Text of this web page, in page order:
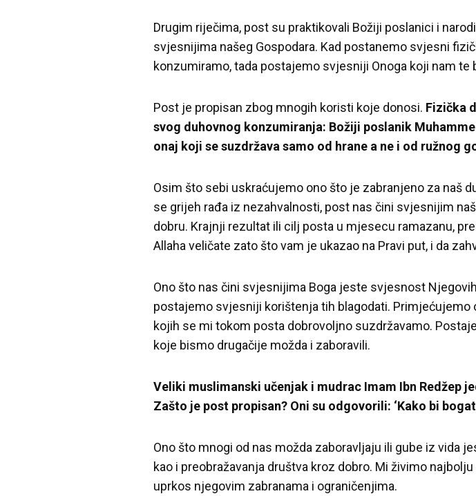
Drugim riječima, post su praktikovali Božiji poslanici i
svjesnijima našeg Gospodara. Kad postanemo svjesni
konzumiramo, tada postajemo svjesniji Onoga koji nam te
Post je propisan zbog mnogih koristi koje donosi. Fizička
svog duhovnog konzumiranja: Božiji poslanik
onaj koji se suzdržava samo od hrane a ne i od ružnog
Osim što sebi uskraćujemo ono što je zabranjeno za naš
se grijeh rađa iz nezahvalnosti, post nas čini svjesnijim
dobru. Krajnji rezultat ili cilj posta u mjesecu ramazanu,
Allaha veličate zato što vam je ukazao na Pravi put, i da
Ono što nas čini svjesnijima Boga jeste svjesnost
postajemo svjesniji korištenja tih blagodati.
kojih se mi tokom posta dobrovoljno suzdržavamo.
koje bismo drugačije možda i zaboravili.
Veliki muslimanski učenjak i mudrac Imam Ibn Redžep
Zašto je post propisan? Oni su odgovorili: ‘Kako bi
Ono što mnogi od nas možda zaboravljaju ili gube iz vida
kao i preobražavanja društva kroz dobro. Mi živimo
uprkos njegovim zabranama i ograničenjima.